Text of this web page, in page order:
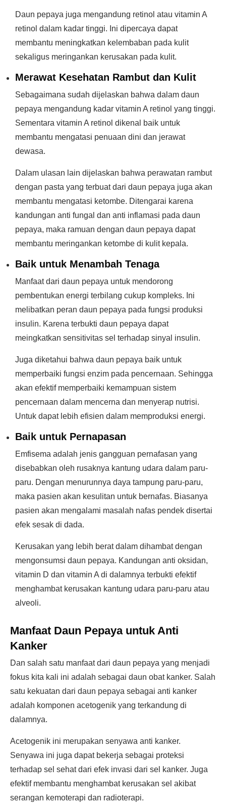
Daun pepaya juga mengandung retinol atau vitamin A
retinol dalam kadar tinggi. Ini dipercaya dapat
membantu meningkatkan kelembaban pada kulit
sekaligus meringankan kerusakan pada kulit.
Merawat Kesehatan Rambut dan Kulit
Sebagaimana sudah dijelaskan bahwa dalam daun
pepaya mengandung kadar vitamin A retinol yang tinggi.
Sementara vitamin A retinol dikenal baik untuk
membantu mengatasi penuaan dini dan jerawat
dewasa.
Dalam ulasan lain dijelaskan bahwa perawatan rambut
dengan pasta yang terbuat dari daun pepaya juga akan
membantu mengatasi ketombe. Ditengarai karena
kandungan anti fungal dan anti inflamasi pada daun
pepaya, maka ramuan dengan daun pepaya dapat
membantu meringankan ketombe di kulit kepala.
Baik untuk Menambah Tenaga
Manfaat dari daun pepaya untuk mendorong
pembentukan energi terbilang cukup kompleks. Ini
melibatkan peran daun pepaya pada fungsi produksi
insulin. Karena terbukti daun pepaya dapat
meingkatkan sensitivitas sel terhadap sinyal insulin.
Juga diketahui bahwa daun pepaya baik untuk
memperbaiki fungsi enzim pada pencernaan. Sehingga
akan efektif memperbaiki kemampuan sistem
pencernaan dalam mencerna dan menyerap nutrisi.
Untuk dapat lebih efisien dalam memproduksi energi.
Baik untuk Pernapasan
Emfisema adalah jenis gangguan pernafasan yang
disebabkan oleh rusaknya kantung udara dalam paru-
paru. Dengan menurunnya daya tampung paru-paru,
maka pasien akan kesulitan untuk bernafas. Biasanya
pasien akan mengalami masalah nafas pendek disertai
efek sesak di dada.
Kerusakan yang lebih berat dalam dihambat dengan
mengonsumsi daun pepaya. Kandungan anti oksidan,
vitamin D dan vitamin A di dalamnya terbukti efektif
menghambat kerusakan kantung udara paru-paru atau
alveoli.
Manfaat Daun Pepaya untuk Anti
Kanker
Dan salah satu manfaat dari daun pepaya yang menjadi
fokus kita kali ini adalah sebagai daun obat kanker. Salah
satu kekuatan dari daun pepaya sebagai anti kanker
adalah komponen acetogenik yang terkandung di
dalamnya.
Acetogenik ini merupakan senyawa anti kanker.
Senyawa ini juga dapat bekerja sebagai proteksi
terhadap sel sehat dari efek invasi dari sel kanker. Juga
efektif membantu menghambat kerusakan sel akibat
serangan kemoterapi dan radioterapi.